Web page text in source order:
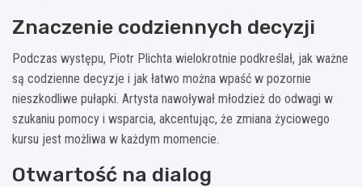
Znaczenie codziennych decyzji
Podczas występu, Piotr Plichta wielokrotnie podkreślał, jak ważne
są codzienne decyzje i jak łatwo można wpaść w pozornie
nieszkodliwe pułapki. Artysta nawoływał młodzież do odwagi w
szukaniu pomocy i wsparcia, akcentując, że zmiana życiowego
kursu jest możliwa w każdym momencie.
Otwartość na dialog